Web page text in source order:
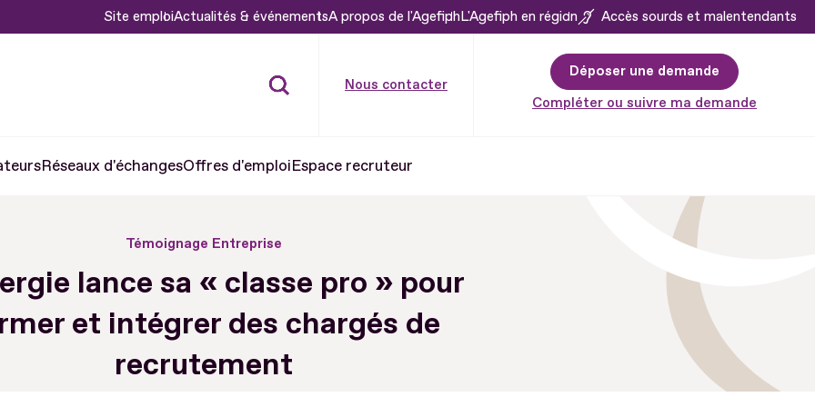
Site emploiActualités & événementsA propos de l'AgefiphL'Agefiph en région Accès sourds et malentendants
Nous contacter
Déposer une demande
Compléter ou suivre ma demande
Réseaux d'échangesOffres d'emploiEspace recruteur
Témoignage Entreprise
lance sa « classe pro » pour
et intégrer des chargés de
recrutement